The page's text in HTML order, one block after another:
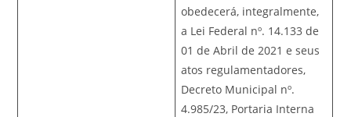
obedecerá, integralmente,
a Lei Federal nº. 14.133 de
01 de Abril de 2021 e seus
atos regulamentadores,
Decreto Municipal nº.
4.985/23, Portaria Interna